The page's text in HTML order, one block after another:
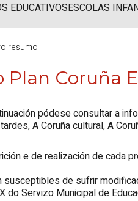
EDUCATIVOSESCOLAS
resumo
Coruña
pódese consultar a
A Coruña cultural, A
e de realización de cada
de sufrir
Servizo Municipal de